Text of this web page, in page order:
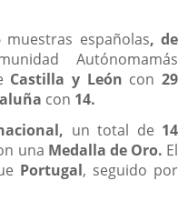
muestras españolas, de
Autónomamás
Castilla y León con 29
con 14.
un total de 14
una Medalla de Oro. El
Portugal, seguido por